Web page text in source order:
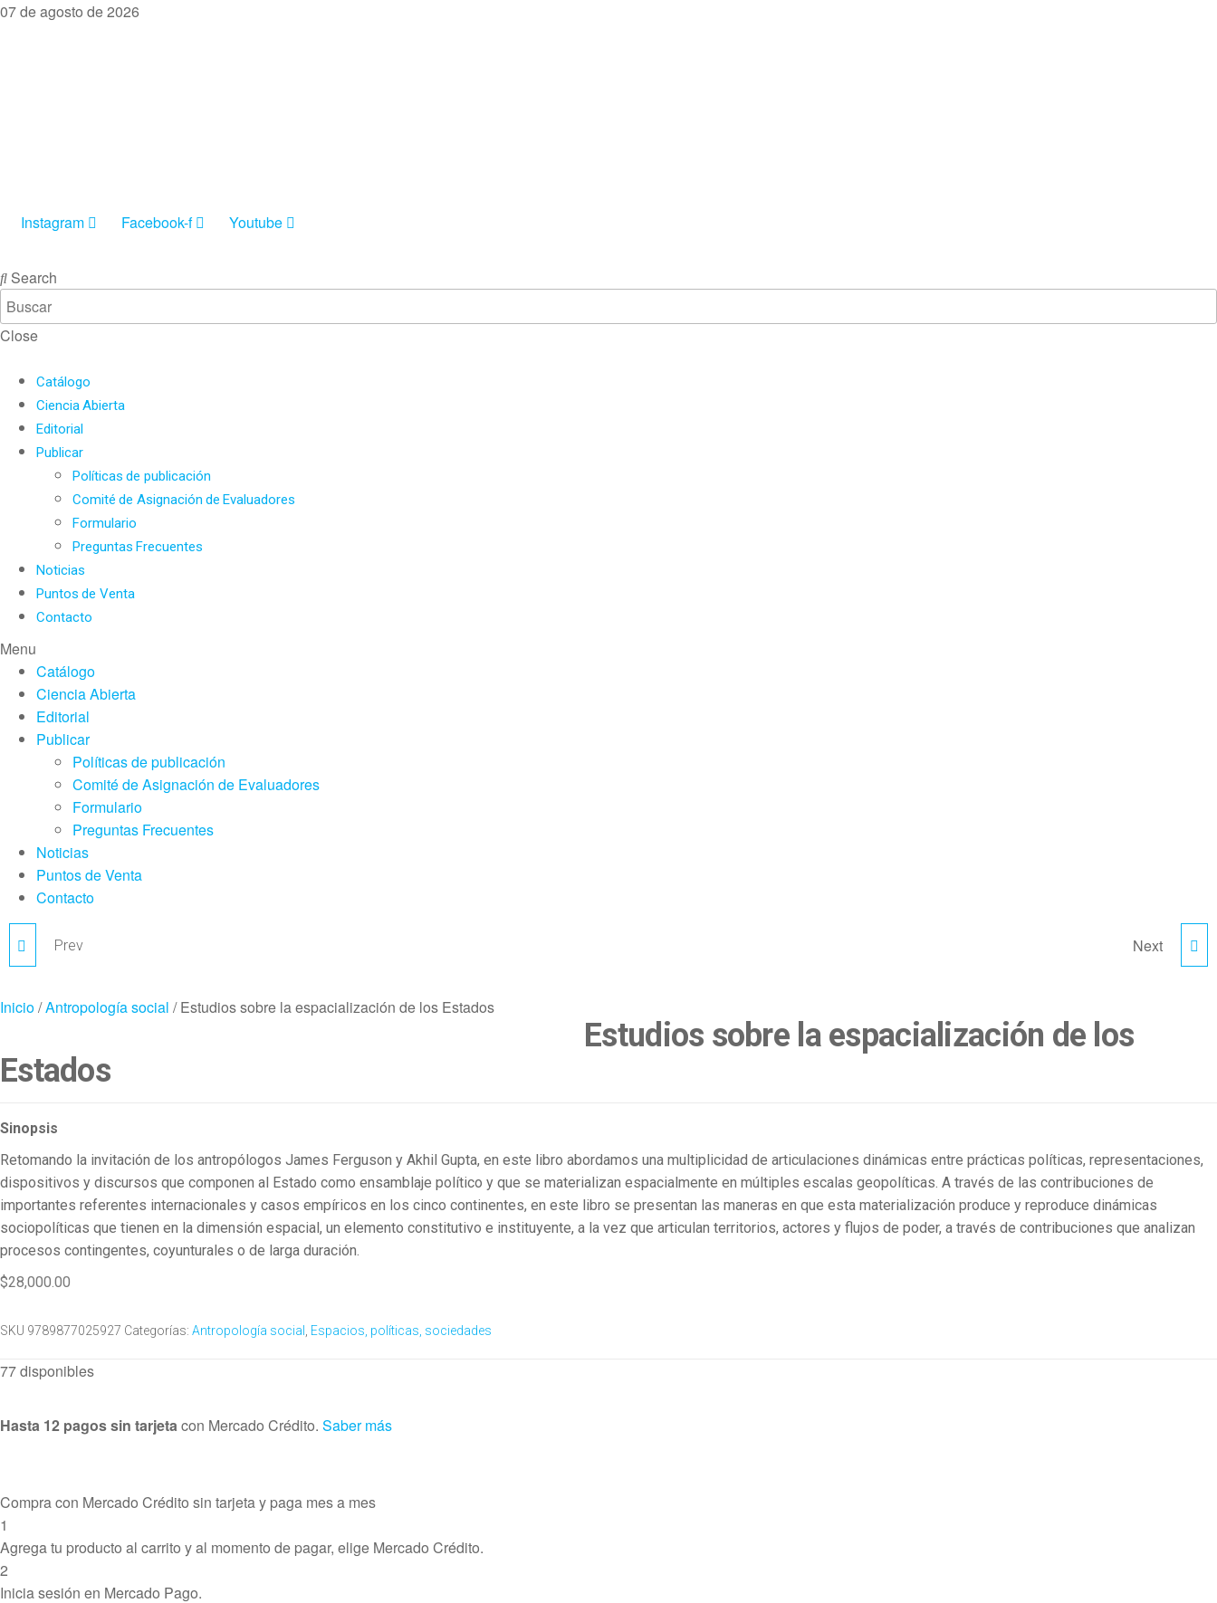
07 de agosto de 2026
Instagram Facebook-f Youtube
Search
Close
Catálogo
Ciencia Abierta
Editorial
Publicar
Políticas de publicación
Comité de Asignación de Evaluadores
Formulario
Preguntas Frecuentes
Noticias
Puntos de Venta
Contacto
Menu
Catálogo
Ciencia Abierta
Editorial
Publicar
Políticas de publicación
Comité de Asignación de Evaluadores
Formulario
Preguntas Frecuentes
Noticias
Puntos de Venta
Contacto
HISTORIAS DE LA
Prev
TECNOLOGÍA EN
Next
Inicio/Antropología social / Estudios sobre la espacialización de los Estados
Estudios sobre la espacialización de los
Estados
Sinopsis
Retomando la invitación de los antropólogos James Ferguson y Akhil Gupta, en este libro abordamos una multiplicidad de articulaciones dinámicas entre prácticas políticas, representaciones,
dispositivos y discursos que componen al Estado como ensamblaje político y que se materializan espacialmente en múltiples escalas geopolíticas. A través de las contribuciones de
importantes referentes internacionales y casos empíricos en los cinco continentes, en este libro se presentan las maneras en que esta materialización produce y reproduce dinámicas
sociopolíticas que tienen en la dimensión espacial, un elemento constitutivo e instituyente, a la vez que articulan territorios, actores y flujos de poder, a través de contribuciones que analizan
procesos contingentes, coyunturales o de larga duración.
$28,000.00
SKU 9789877025927 Categorías: Antropología social Espacios, políticas, sociedades
77 disponibles
Hasta 12 pagos sin tarjetacon Mercado Crédito. Saber más
Compra con Mercado Crédito sin tarjeta y paga mes a mes
1
Agrega tu producto al carrito y al momento de pagar, elige Mercado Crédito.
2
Inicia sesión en Mercado Pago.